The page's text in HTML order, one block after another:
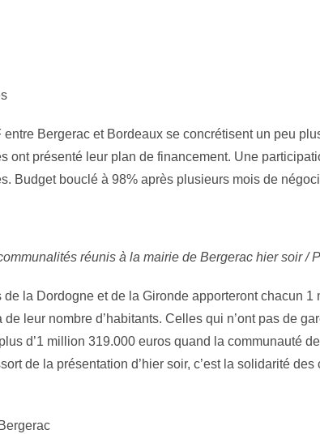
Bergerac et Bordeaux se concrétisent un peu
ont présenté leur plan de financement. Une
Budget bouclé à 98% après plusieurs mois de
réunis à la mairie de Bergerac hier soir /
la Dordogne et de la Gironde apporteront chacun 1
leur nombre d’habitants. Celles qui n’ont pas de
d’1 million 319.000 euros quand la communauté
de la présentation d’hier soir, c’est la solidarité